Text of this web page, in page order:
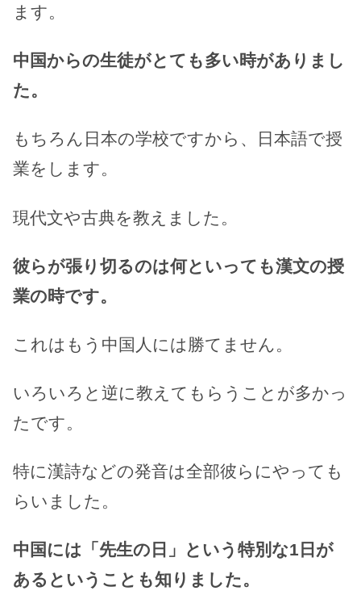
ます。
中国からの生徒がとても多い時がありまし
た。
もちろん日本の学校ですから、日本語で授
業をします。
現代文や古典を教えました。
彼らが張り切るのは何といっても漢文の授
業の時です。
これはもう中国人には勝てません。
いろいろと逆に教えてもらうことが多かっ
たです。
特に漢詩などの発音は全部彼らにやっても
らいました。
中国には「先生の日」という特別な1日が
あるということも知りました。